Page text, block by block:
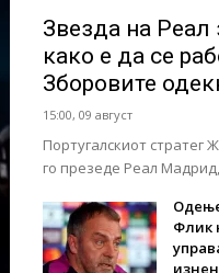
Звезда на Реал
како е да се
Зборовите
15:00, 09 август
Португалскиот
го презеде Реал
Флик